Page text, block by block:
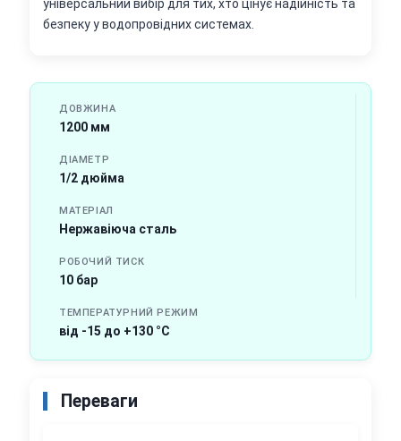
універсальний вибір для тих, хто цінує надійність та
безпеку у водопровідних системах.
ДОВЖИНА
1200 мм
ДІАМЕТР
1/2 дюйма
МАТЕРІАЛ
Нержавіюча сталь
РОБОЧИЙ ТИСК
10 бар
ТЕМПЕРАТУРНИЙ РЕЖИМ
від -15 до +130 °C
Переваги